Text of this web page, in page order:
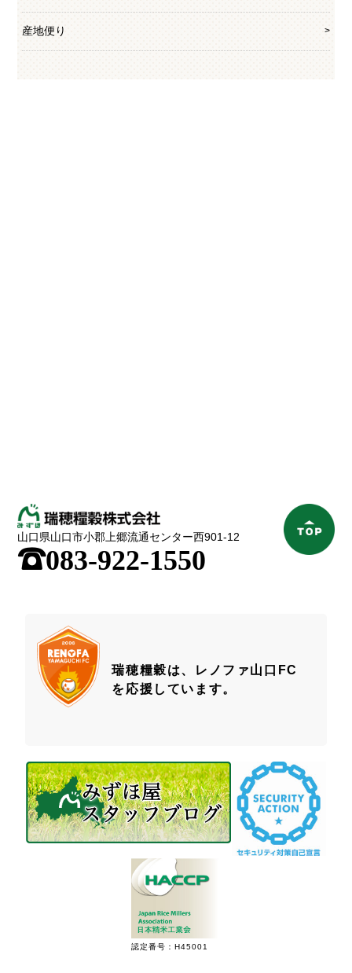
産地便り
山口県山口市小郡上郷流通センター西901-12
;083-922-1550
瑞穂糧穀は、レノファ山口FC
を応援しています。
認定番号：H45001